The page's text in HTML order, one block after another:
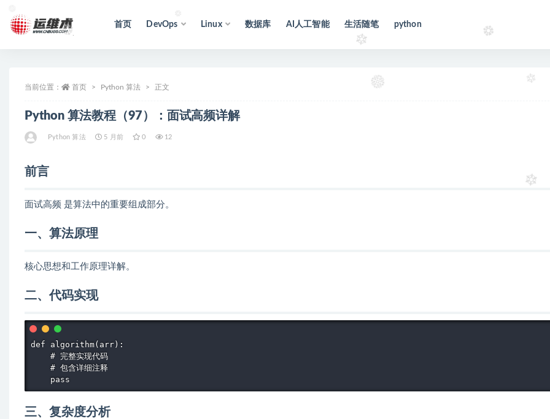
首页 DevOps Linux 数据库 AI人工智能 生活随笔 python
当前位置： 首页 Python 算法 正文
Python 算法教程（97）：面试高频详解
Python 算法 5 月前 0 12
前言
面试高频 是算法中的重要组成部分。
一、算法原理
核心思想和工作原理详解。
二、代码实现
def algorithm(arr):
    # 完整实现代码
    # 包含详细注释
    pass
三、复杂度分析